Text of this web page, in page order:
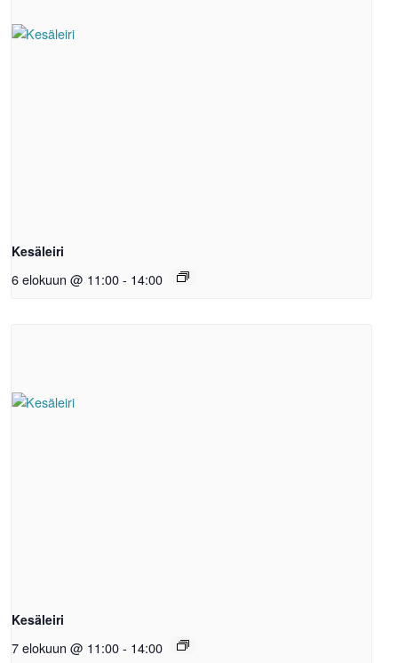
Kesäleiri
6 elokuun @ 11:00- 14:00
Kesäleiri
7 elokuun @ 11:00- 14:00